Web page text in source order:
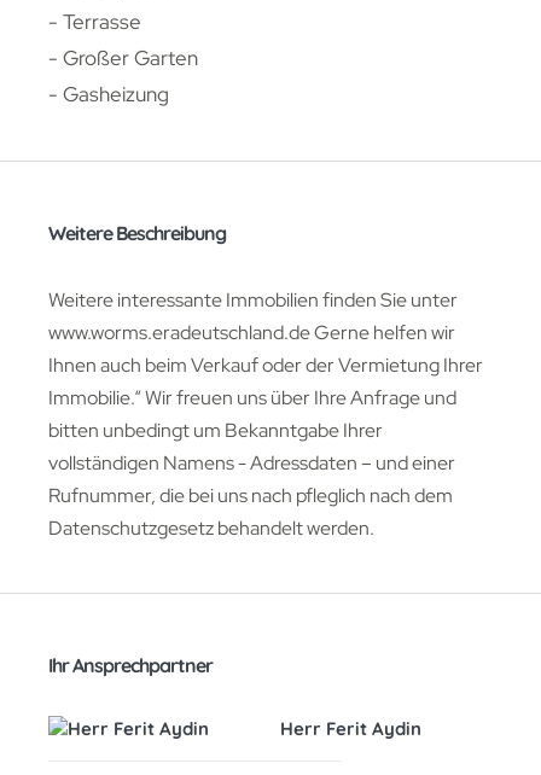
- Terrasse
- Großer Garten
- Gasheizung
Weitere Beschreibung
Weitere interessante Immobilien finden Sie unter
www.worms.eradeutschland.de Gerne helfen wir
Ihnen auch beim Verkauf oder der Vermietung Ihrer
Immobilie.“ Wir freuen uns über Ihre Anfrage und
bitten unbedingt um Bekanntgabe Ihrer
vollständigen Namens - Adressdaten – und einer
Rufnummer, die bei uns nach pfleglich nach dem
Datenschutzgesetz behandelt werden.
Ihr Ansprechpartner
Herr Ferit Aydin